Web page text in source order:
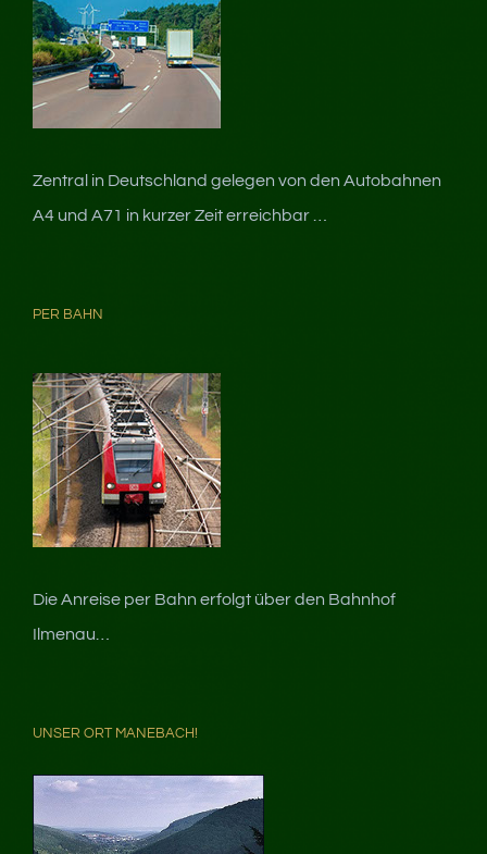
Zentral in Deutschland gelegen von den Autobahnen
A4 und A71 in kurzer Zeit erreichbar …
PER BAHN
Die Anreise per Bahn erfolgt über den Bahnhof
Ilmenau…
UNSER ORT MANEBACH!